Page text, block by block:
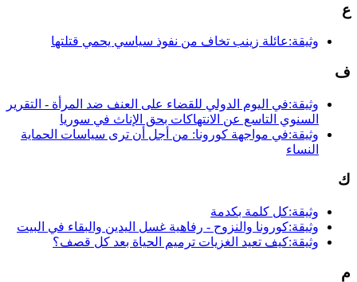
ع
وثيقة:عائلة زينب تخاف من نفوذ سياسي يحمي قتلتها
ف
وثيقة:في اليوم الدولي للقضاء على العنف ضد المرأة - التقرير
السنوي التاسع عن الانتهاكات بحق الإناث في سوريا
وثيقة:في مواجهة كورونا: من أجل أن ترى سياسات الحماية
النساء
ك
وثيقة:كل كلمة بكدمة
وثيقة:كورونا والنزوح - رفاهية غسل اليدين والبقاء في البيت
وثيقة:كيف تعيد الغزيات ترميم الحياة بعد كل قصف؟
م